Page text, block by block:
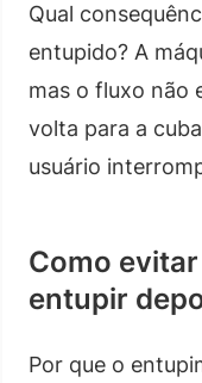
Qual
entupido? A
mas o fluxo não
volta para a
usuário
Como
entupir
Por que o